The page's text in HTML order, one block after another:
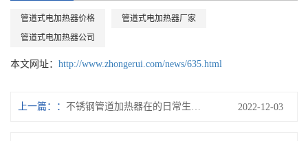
管道式电加热器价格
管道式电加热器厂家
管道式电加热器公司
本文网址： http://www.zhongerui.com/news/635.html
上一篇： 2022-12-03